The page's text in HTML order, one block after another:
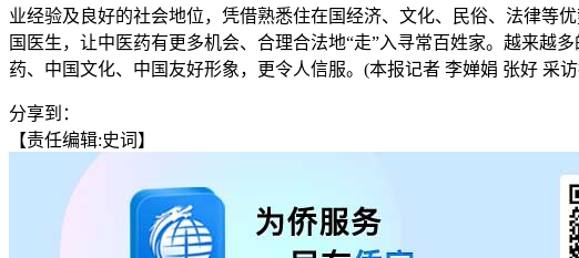
业经验及良好的社会地位，凭借熟悉住在国经济、文化、民俗、法律等
国医生，让中医药有更多机会、合理合法地“走”入寻常百姓家。越来越
药、中国文化、中国友好形象，更令人信服。(本报记者 李婵娟 张好 采
分享到：
【责任编辑:史词】